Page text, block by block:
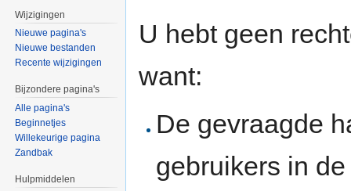
U hebt geen
want:
De gevraagde
gebruikers in
Wijzigingen
Nieuwe pagina's
Nieuwe bestanden
Recente wijzigingen
Bijzondere pagina's
Alle pagina's
Beginnetjes
Willekeurige pagina
Zandbak
Hulpmiddelen